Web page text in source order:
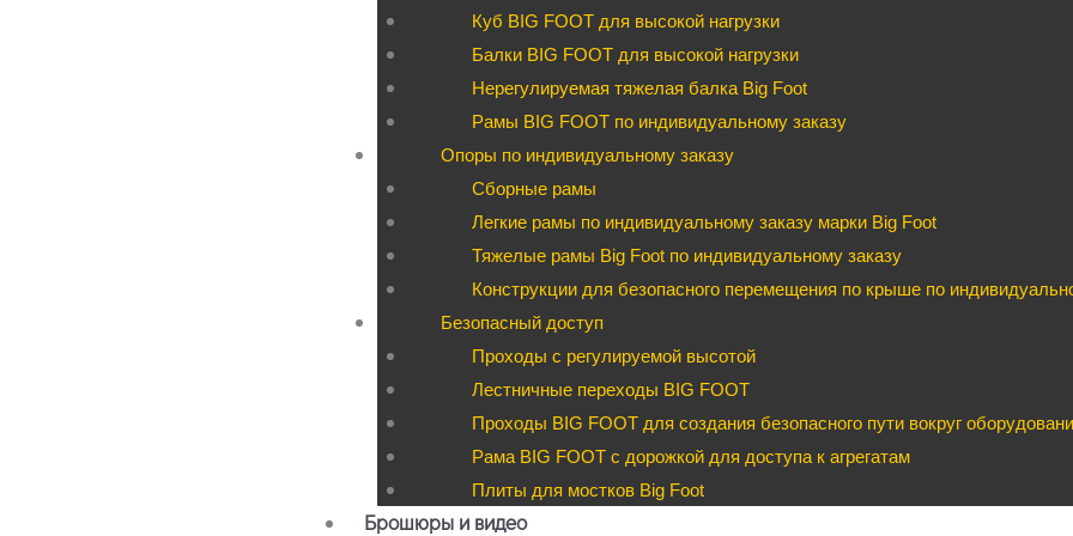
Куб BIG FOOT для высокой нагрузки
Балки BIG FOOT для высокой нагрузки
Нерегулируемая тяжелая балка Big Foot
Рамы BIG FOOT по индивидуальному заказу
Опоры по индивидуальному заказу
Сборные рамы
Легкие рамы по индивидуальному заказу марки Big Foot
Тяжелые рамы Big Foot по индивидуальному заказу
Конструкции для безопасного перемещения по крыше по
Безопасный доступ
Проходы с регулируемой высотой
Лестничные переходы BIG FOOT
Проходы BIG FOOT для создания безопасного пути вокруг
Рама BIG FOOT с дорожкой для доступа к агрегатам
Плиты для мостков Big Foot
Брошюры и видео